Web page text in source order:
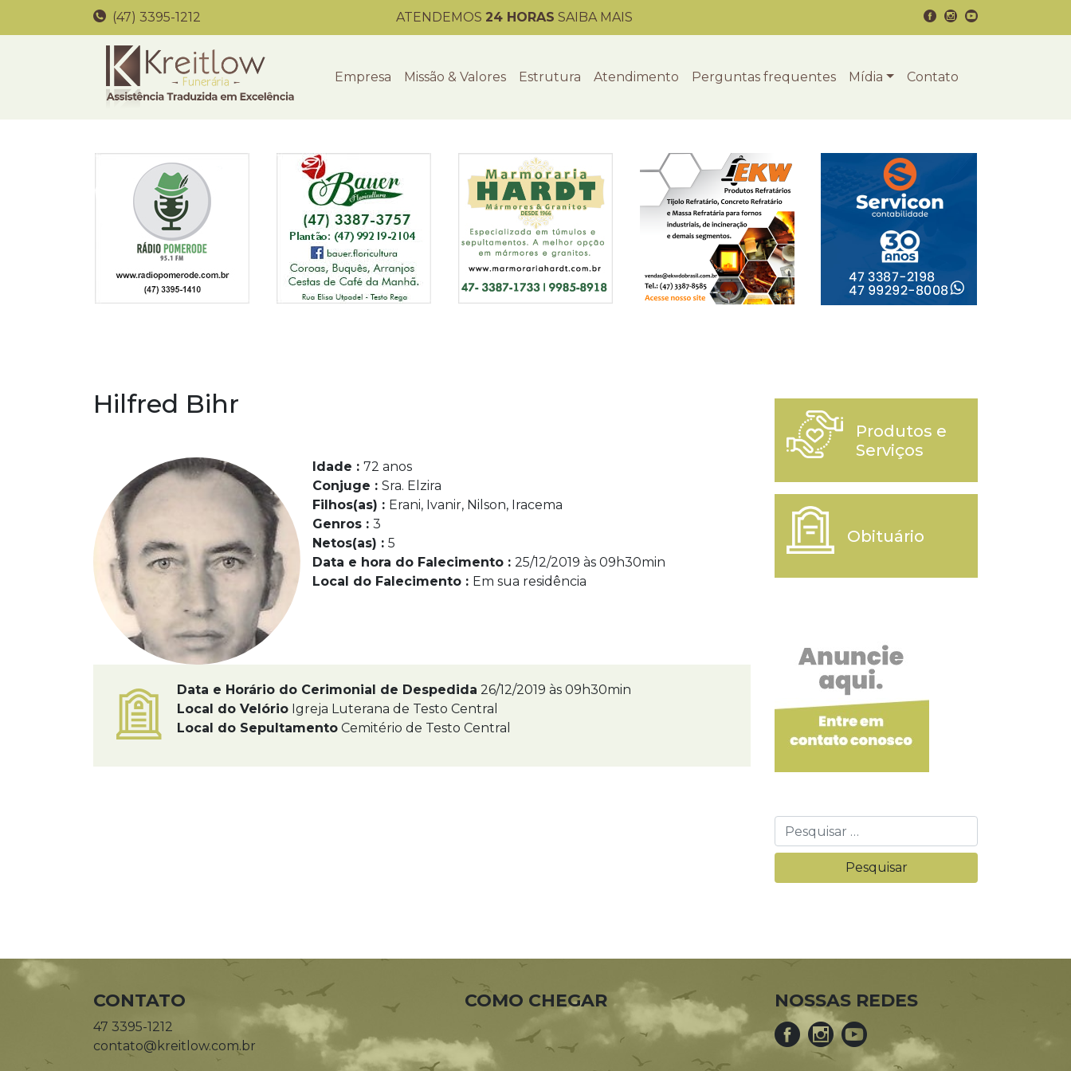
(47) 3395-1212 ATENDEMOS 24 HORAS SAIBA MAIS
Empresa Missão & Valores Estrutura Atendimento Perguntas frequentes Mídia Contato
Hilfred Bihr
Idade : 72 anos
Conjuge : Sra. Elzira
Filhos(as) : Erani, Ivanir, Nilson, Iracema
Genros : 3
Netos(as) : 5
Data e hora do Falecimento : 25/12/2019 às 09h30min
Local do Falecimento : Em sua residência
Data e Horário do Cerimonial de Despedida 26/12/2019 às 09h30min
Local do Velório Igreja Luterana de Testo Central
Local do Sepultamento Cemitério de Testo Central
Produtos e
Serviços
Obituário
CONTATO
47 3395-1212
contato@kreitlow.com.br
COMO CHEGAR NOSSAS REDES